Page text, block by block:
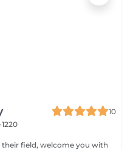
10
their field, welcome you with